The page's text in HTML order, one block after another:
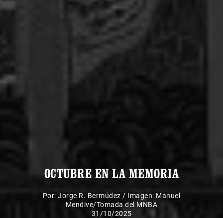
OCTUBRE EN LA MEMORIA
Por:Jorge R. Bermúdez / Imagen: Manuel
Mendive/Tomada del MNBA
31/10/2025